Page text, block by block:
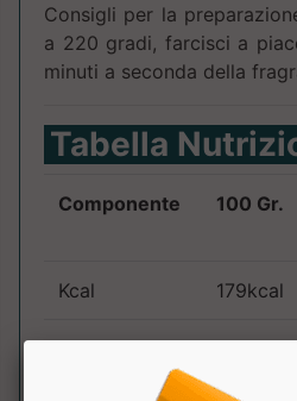
Consigli per la
a 220 gradi, farcisci a
minuti a seconda della
Tabella
Componente 100 Gr.
Kcal 179kcal
Grassi 4.4g